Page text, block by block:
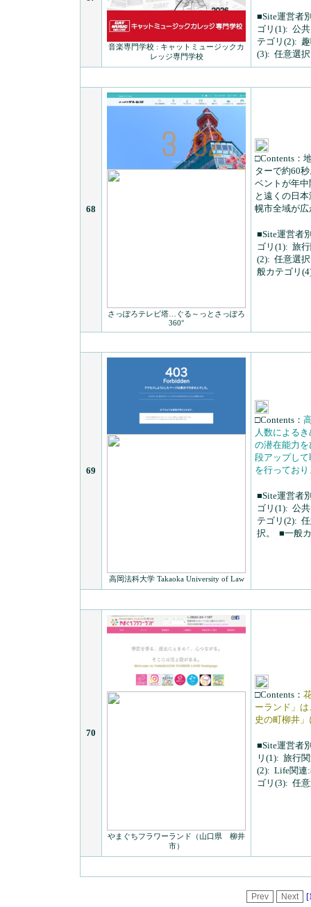
音楽専門学校 : キャットミュージックカ
レッジ専門学校
■Site運営者
ゴリ(1): 公
テゴリ(2):
(3): 任意選
68
さっぽろテレビ塔…ぐる～っとさっぽろ
360°
□Contents：
ターで約60
ベントが年
と遠くの日
幌市全域が
■Site運営者
ゴリ(1): 旅
(2): 任意選
般カテゴリ
69
高岡法科大学 Takaoka University of Law
□Contents：
人数による
の潜在能力
段アップし
を行ってお
■Site運営者
ゴリ(1): 公
テゴリ(2):
択。
■一般
70
やまぐちフラワーランド（山口県 柳井
市）
□Contents：
ーランド」
史の町柳井
■Site運営者
リ(1): 旅行
(2): Life関連
ゴリ(3): 任
[